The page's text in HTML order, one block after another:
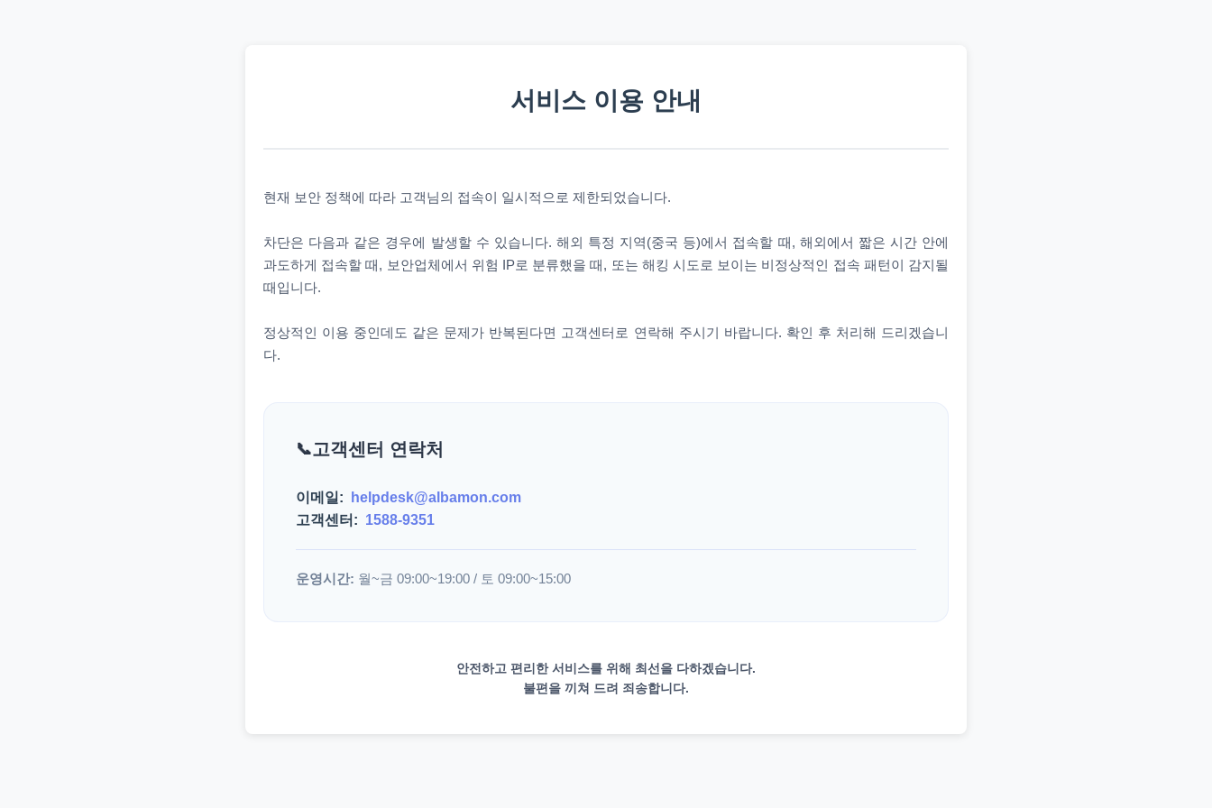
서비스 이용 안내
현재 보안 정책에 따라 고객님의 접속이 일시적으로 제한되었습니다.
차단은 다음과 같은 경우에 발생할 수 있습니다. 해외 특정 지역(중국 등)에서 접속할 때, 해외에서 짧은 시간 안에
과도하게 접속할 때, 보안업체에서 위험 IP로 분류했을 때, 또는 해킹 시도로 보이는 비정상적인 접속 패턴이 감지될
때입니다.
정상적인 이용 중인데도 같은 문제가 반복된다면 고객센터로 연락해 주시기 바랍니다. 확인 후 처리해 드리겠습니
다.
고객센터 연락처
이메일:
helpdesk@albamon.com
고객센터: 1588-9351
운영시간: 월~금 09:00~19:00 / 토 09:00~15:00
안전하고 편리한 서비스를 위해 최선을 다하겠습니다.
불편을 끼쳐 드려 죄송합니다.